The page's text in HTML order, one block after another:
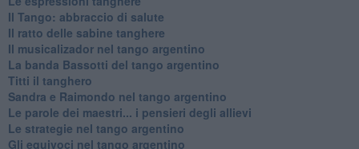
Il Tango: abbraccio di salute
Il ratto delle sabine tanghere
Il musicalizador nel tango argentino
La banda Bassotti del tango argentino
Titti il tanghero
Sandra e Raimondo nel tango argentino
Le parole dei maestri... i pensieri degli allievi
Le strategie nel tango argentino
Gli equivoci nel tango argentino